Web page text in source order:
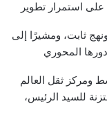
استمرار تطوير
ثابت، ومشيرًا إلى
المحوري
ومركز ثقل العالم
للسيد الرئيس،